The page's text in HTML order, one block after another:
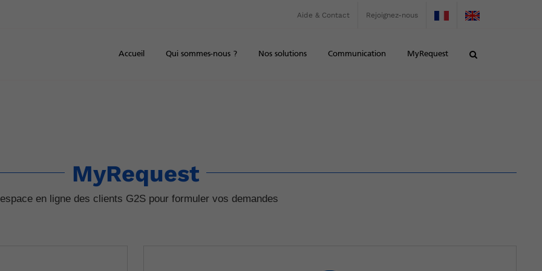
Aide & Contact Rejoignez-nous
Accueil Qui sommes-nous ? Nos solutions Communication MyRequest
MyRequest
en ligne des clients G2S pour formuler vos demandes